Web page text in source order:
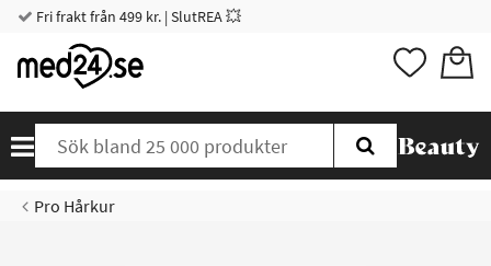
Fri frakt från 499 kr. | SlutREA 💥
Pro Hårkur